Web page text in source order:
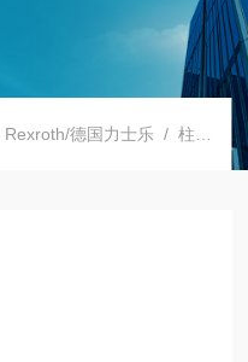
Rexroth/德国力士乐 /柱塞泵 /